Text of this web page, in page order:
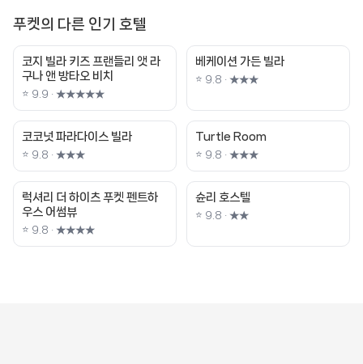
푸켓의 다른 인기 호텔
코지 빌라 키즈 프랜들리 앳 라
구나 앤 방타오 비치
⭐ 9.9 · ★★★★★
베케이션 가든 빌라
⭐ 9.8 · ★★★
코코넛 파라다이스 빌라
⭐ 9.8 · ★★★
Turtle Room
⭐ 9.8 · ★★★
럭셔리 더 하이츠 푸켓 펜트하
우스 어썸뷰
⭐ 9.8 · ★★★★
슌리 호스텔
⭐ 9.8 · ★★